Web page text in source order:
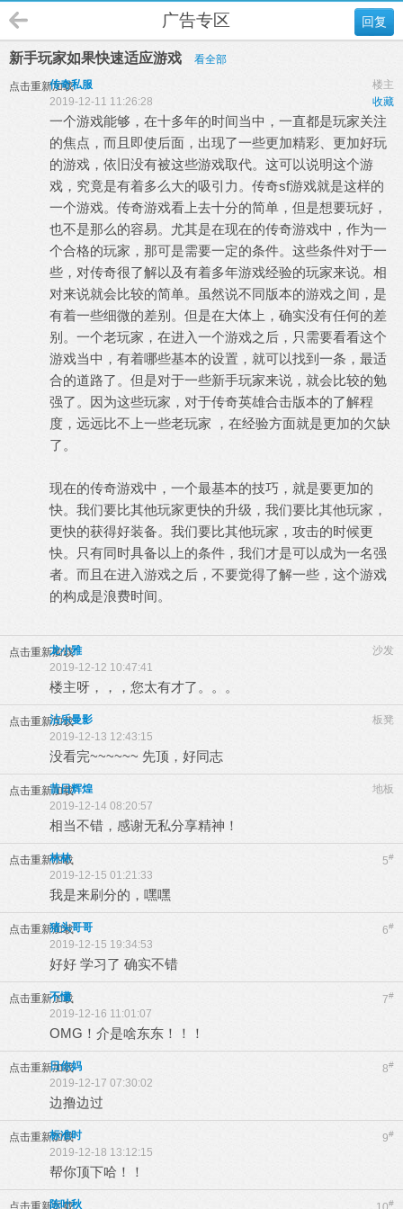
回复
广告专区
新手玩家如果快速适应游戏 看全部
点击重新加载 楼主
传奇私服
收藏
2019-12-11 11:26:28
一个游戏能够，在十多年的时间当中，一直都是玩家关注
的焦点，而且即使后面，出现了一些更加精彩、更加好玩
的游戏，依旧没有被这些游戏取代。这可以说明这个游
戏，究竟是有着多么大的吸引力。传奇sf游戏就是这样的
一个游戏。传奇游戏看上去十分的简单，但是想要玩好，
也不是那么的容易。尤其是在现在的传奇游戏中，作为一
个合格的玩家，那可是需要一定的条件。这些条件对于一
些，对传奇很了解以及有着多年游戏经验的玩家来说。相
对来说就会比较的简单。虽然说不同版本的游戏之间，是
有着一些细微的差别。但是在大体上，确实没有任何的差
别。一个老玩家，在进入一个游戏之后，只需要看看这个
游戏当中，有着哪些基本的设置，就可以找到一条，最适
合的道路了。但是对于一些新手玩家来说，就会比较的勉
强了。因为这些玩家，对于传奇英雄合击版本的了解程
度，远远比不上一些老玩家 ，在经验方面就是更加的欠缺
了。
现在的传奇游戏中，一个最基本的技巧，就是要更加的
快。我们要比其他玩家更快的升级，我们要比其他玩家，
更快的获得好装备。我们要比其他玩家，攻击的时候更
快。只有同时具备以上的条件，我们才是可以成为一名强
者。而且在进入游戏之后，不要觉得了解一些，这个游戏
的构成是浪费时间。
点击重新加载 沙发
龙小雅
2019-12-12 10:47:41
楼主呀，，，您太有才了。。。
点击重新加载 板凳
沾乐曼影
2019-12-13 12:43:15
没看完~~~~~~ 先顶，好同志
点击重新加载 地板
昔日辉煌
2019-12-14 08:20:57
相当不错，感谢无私分享精神！
点击重新加载 5#
林林
2019-12-15 01:21:33
我是来刷分的，嘿嘿
点击重新加载 6#
猪头哥哥
2019-12-15 19:34:53
好好 学习了 确实不错
点击重新加载 7#
不懂
2019-12-16 11:01:07
OMG！介是啥东东！！！
点击重新加载 8#
日你妈
2019-12-17 07:30:02
边撸边过
点击重新加载 9#
标准时
2019-12-18 13:12:15
帮你顶下哈！！
点击重新加载 #
陈叶秋